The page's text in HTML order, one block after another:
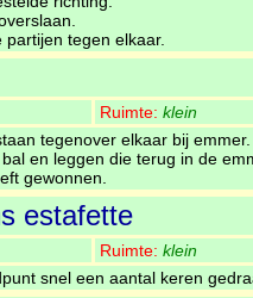
tegen elkaar.
Ruimte:klein
tegenover elkaar bij
en leggen die terug in de
gewonnen.
estafette
Ruimte:klein
snel een aantal keren